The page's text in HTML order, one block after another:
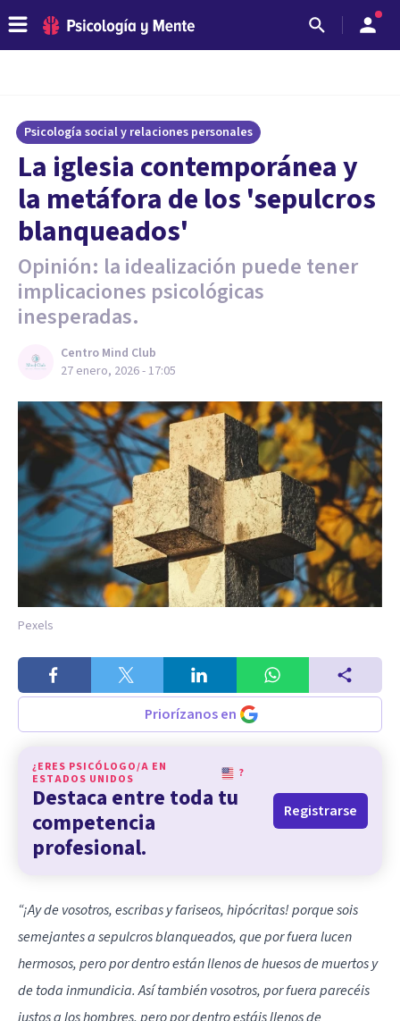
Psicología social y relaciones personales
La iglesia contemporánea y
la metáfora de los 'sepulcros
blanqueados'
Opinión: la idealización puede tener
implicaciones psicológicas
inesperadas.
Centro Mind Club
27 enero, 2026 - 17:05
Pexels
Priorízanos en
¿ERES PSICÓLOGO/A EN
ESTADOS UNIDOS
?
Destaca entre toda tu
competencia
profesional.
Registrarse
“¡Ay de vosotros, escribas y fariseos, hipócritas! porque sois
semejantes a sepulcros blanqueados, que por fuera lucen
hermosos, pero por dentro están llenos de huesos de muertos y
de toda inmundicia. Así también vosotros, por fuera parecéis